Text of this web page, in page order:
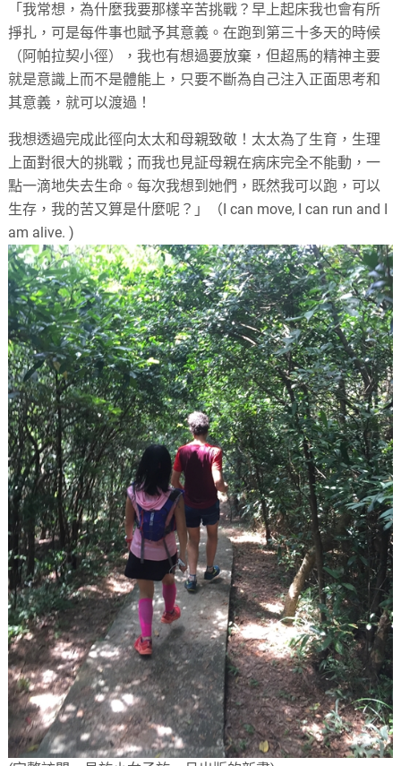
「我常想，為什麼我要那樣辛苦挑戰？早上起床我也會有所
掙扎，可是每件事也賦予其意義。在跑到第三十多天的時候
（阿帕拉契小徑），我也有想過要放棄，但超馬的精神主要
就是意識上而不是體能上，只要不斷為自己注入正面思考和
其意義，就可以渡過！
我想透過完成此徑向太太和母親致敬！太太為了生育，生理
上面對很大的挑戰；而我也見証母親在病床完全不能動，一
點一滴地失去生命。每次我想到她們，既然我可以跑，可以
生存，我的苦又算是什麼呢？」（I can move, I can run and I
am alive. )